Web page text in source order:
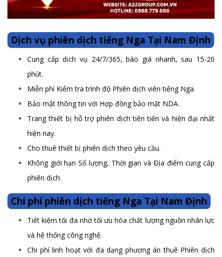
Dịch vụ phiên dịch tiếng Nga Tại Nam Định
Cung cấp dịch vụ 24/7/365, báo giá nhanh, sau 15-20
phút.
Miễn phí Kiểm tra trình độ Phiên dịch viên tiếng Nga.
Bảo mật thông tin với Hợp đồng bảo mật NDA.
Trang thiết bị hỗ trợ phiên dịch tiên tiến và hiện đại nhất
hiện nay.
Cho thuê thiết bị phiên dịch theo yêu cầu.
Không giới hạn Số lượng, Thời gian và Địa điểm cung cấp
phiên dịch.
Chi phí phiên dịch tiếng Nga Tại Nam Định
Tiết kiệm tối đa nhờ tối ưu hóa chất lượng nguồn nhân lực
và hệ thống công nghệ.
Chi phí linh hoạt với đa dạng phương án thuê Phiên dịch